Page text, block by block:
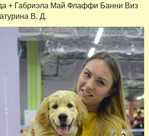
+ Габриэла Май Флаффи Банни Виз
В. Д.